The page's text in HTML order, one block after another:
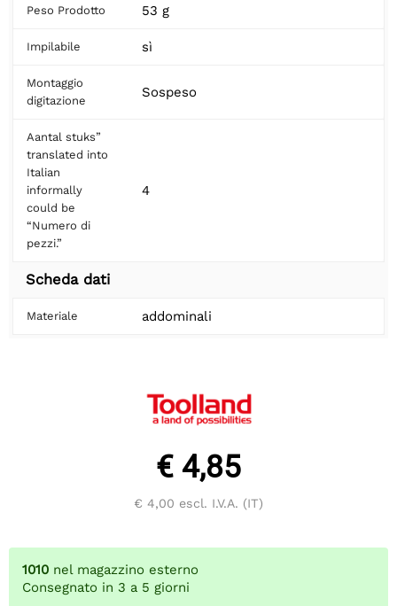
Peso Prodotto 53 g
Impilabile sì
Montaggio
digitazione
Sospeso
Aantal stuks”
translated into
Italian
informally
could be
“Numero di
pezzi.”
4
Scheda dati
Materiale addominali
€ 4,85
€ 4,00 escl. I.V.A. (IT)
1010 nel magazzino esterno
Consegnato in 3 a 5 giorni